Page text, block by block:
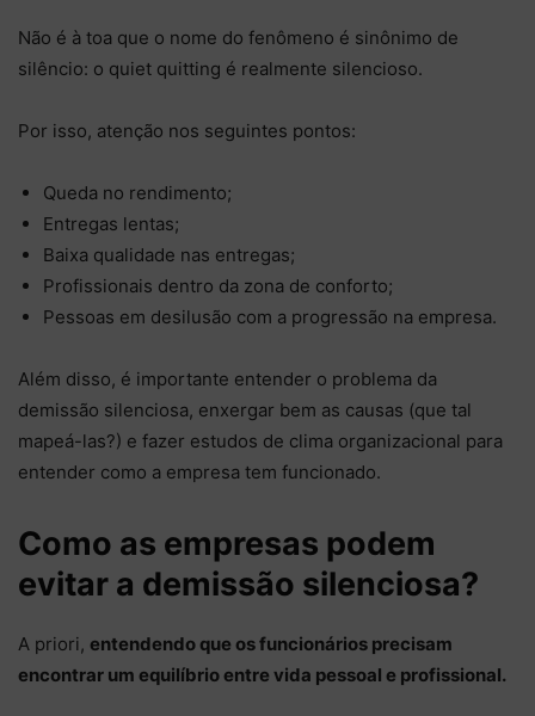
Não é à toa que o nome do fenômeno é sinônimo de
silêncio: o quiet quitting é realmente silencioso.
Por isso, atenção nos seguintes pontos:
Queda no rendimento;
Entregas lentas;
Baixa qualidade nas entregas;
Profissionais dentro da zona de conforto;
Pessoas em desilusão com a progressão na empresa.
Além disso, é importante entender o problema da
demissão silenciosa, enxergar bem as causas (que tal
mapeá-las?) e fazer estudos de clima organizacional para
entender como a empresa tem funcionado.
Como as empresas podem
evitar a demissão silenciosa?
A priori, entendendo que os funcionários precisam
encontrar um equilíbrio entre vida pessoal e profissional.